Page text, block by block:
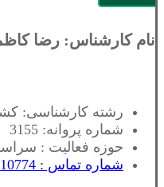
نام کارشناس: رضا
رشته کارشناسی:
شماره پروانه: 3155
حوزه فعالیت :
شماره تماس : 09177610774